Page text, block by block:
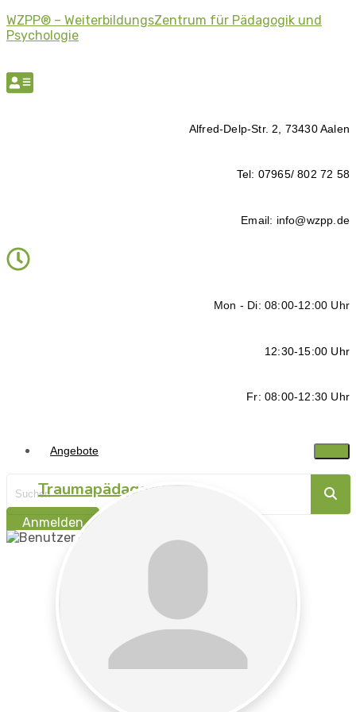
WZPP® – WeiterbildungsZentrum für Pädagogik und
Psychologie
Alfred-Delp-Str. 2, 73430 Aalen
Tel: 07965/ 802 72 58
Email: info@wzpp.de
Mon - Di: 08:00-12:00 Uhr
12:30-15:00 Uhr
Fr: 08:00-12:30 Uhr
Angebote
Traumapädagogik
Traumasensibel
Ressorcen stärken
Traumapädagogik
Anmelden